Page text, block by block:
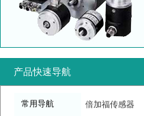
产品快速导航
常用导航 倍加福传感器